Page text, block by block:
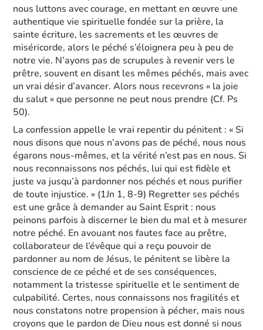
nous luttons avec courage, en mettant en œuvre une
authentique vie spirituelle fondée sur la prière, la
sainte écriture, les sacrements et les œuvres de
miséricorde, alors le péché s’éloignera peu à peu de
notre vie. N’ayons pas de scrupules à revenir vers le
prêtre, souvent en disant les mêmes péchés, mais avec
un vrai désir d’avancer. Alors nous recevrons « la joie
du salut » que personne ne peut nous prendre (Cf. Ps
50).
La confession appelle le vrai repentir du pénitent : « Si
nous disons que nous n’avons pas de péché, nous nous
égarons nous-mêmes, et la vérité n’est pas en nous. Si
nous reconnaissons nos péchés, lui qui est fidèle et
juste va jusqu’à pardonner nos péchés et nous purifier
de toute injustice. » (1Jn 1, 8-9) Regretter ses péchés
est une grâce à demander au Saint Esprit : nous
peinons parfois à discerner le bien du mal et à mesurer
notre péché. En avouant nos fautes face au prêtre,
collaborateur de l’évêque qui a reçu pouvoir de
pardonner au nom de Jésus, le pénitent se libère la
conscience de ce péché et de ses conséquences,
notamment la tristesse spirituelle et le sentiment de
culpabilité. Certes, nous connaissons nos fragilités et
nous constatons notre propension à pécher, mais nous
croyons que le pardon de Dieu nous est donné si nous